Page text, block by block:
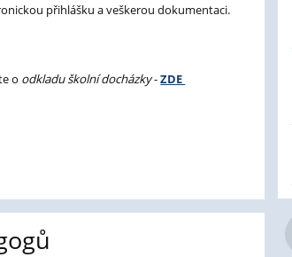
přihlášku a veškerou dokumentaci.
o odkladu školní docházky-ZDE